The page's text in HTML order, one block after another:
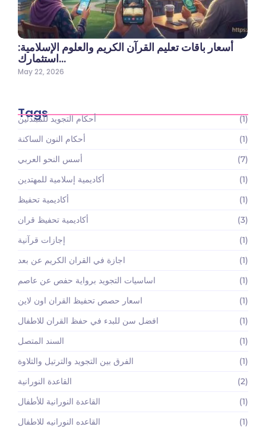
أسعار باقات تعليم القرآن الكريم والعلوم الإسلامية:
استثمارك…
May 22, 2026
Tags
أحكام التجويد للمبتدئين
(1)
أحكام النون الساكنة
(1)
أسس النحو العربي
(7)
أكاديمية إسلامية للمهتدين
(1)
أكاديمية تحفيظ
(1)
أكاديمية تحفيظ قران
(3)
إجازات قرآنية
(1)
اجازة في القران الكريم عن بعد
(1)
اساسيات التجويد برواية حفص عن عاصم
(1)
اسعار حصص تحفيظ القران اون لاين
(1)
افضل سن للبدء في حفظ القران للاطفال
(1)
السند المتصل
(1)
الفرق بين التجويد والترتيل والتلاوة
(1)
القاعدة النورانية
(2)
القاعدة النورانية للأطفال
(1)
القاعده النورانيه للاطفال
(1)